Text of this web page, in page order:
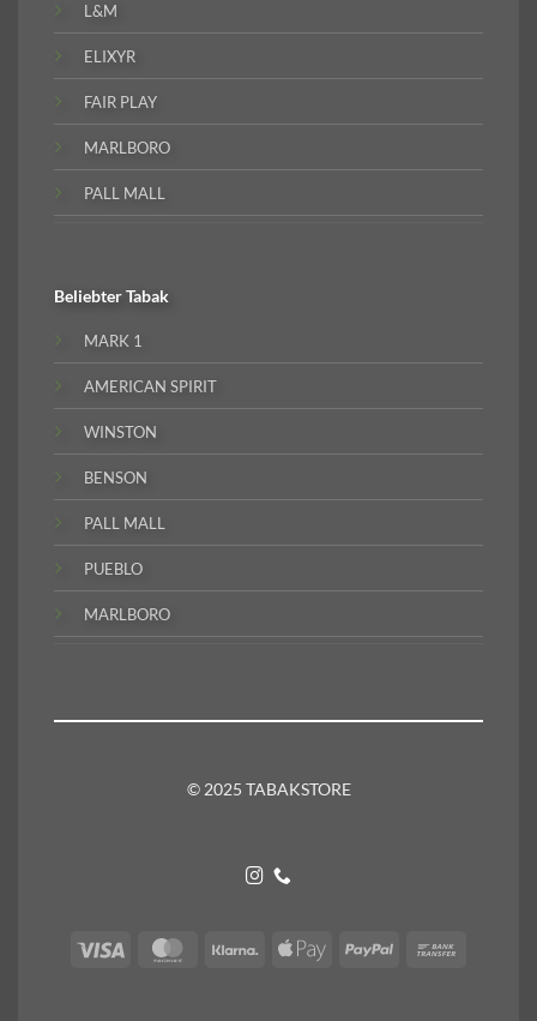
L&M
ELIXYR
FAIR PLAY
MARLBORO
PALL MALL
BeliebterTabak
MARK 1
AMERICAN SPIRIT
WINSTON
BENSON
PALL MALL
PUEBLO
MARLBORO
© 2025 TABAKSTORE
Visa MasterCardKlarna
Apple
PayPal